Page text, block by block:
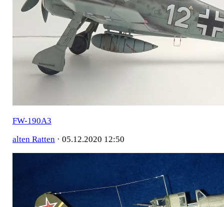
FW-190A3
alten Ratten· 05.12.2020 12:50